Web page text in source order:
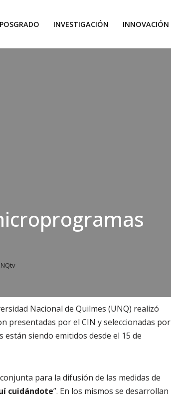
POSGRADO INVESTIGACIÓN INNOVACIÓN
Nacional de Quilmes (UNQ) realizó
presentadas por el CIN y seleccionadas por
están siendo emitidos desde el 15 de
para la difusión de las medidas de
cuidándote”. En los mismos se desarrollan